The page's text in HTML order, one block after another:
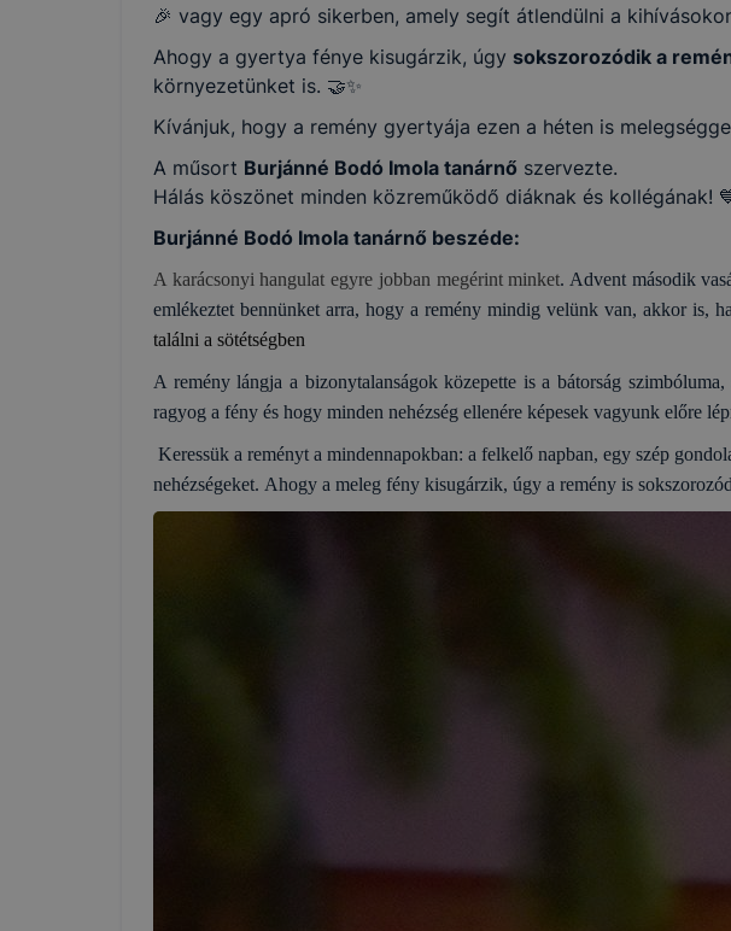
🎉 vagy egy apró sikerben, amely segít átlendülni a
Ahogy a gyertya fénye kisugárzik, úgy sokszorozódik a
környezetünket is. 🤝✨
Kívánjuk, hogy a remény gyertyája ezen a héten is
A műsort Burjánné Bodó Imola tanárnő szervezte.
Hálás köszönet minden közreműködő diáknak és kollégának!
Burjánné Bodó Imola tanárnő beszéde:
A karácsonyi hangulat egyre jobban megérint minket. Advent második
emlékeztet bennünket arra, hogy a remény mindig velünk van, akkor is,
találni a sötétségben
A remény lángja a bizonytalanságok közepette is a bátorság
ragyog a fény és hogy minden nehézség ellenére képesek vagyunk előre
Keressük a reményt a mindennapokban: a felkelő napban, egy szép
nehézségeket. Ahogy a meleg fény kisugárzik, úgy a remény is